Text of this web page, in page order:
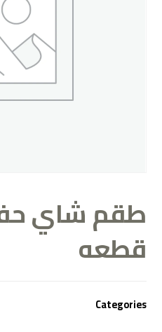
قطعه
Categories